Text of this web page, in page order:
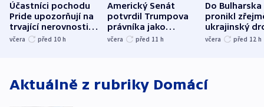
Účastníci pochodu
Pride upozorňují na
trvající nerovnosti i
společenskou
včera před 10 h
Americký Senát
potvrdil Trumpova
právníka jako
ministra
včera před 11 h
Do Bulharska
pronikl
ukrajinský
explodoval
včera před 12 h
Aktuálně z rubriky Domácí